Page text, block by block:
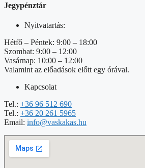
Jegypénztár
Nyitvatartás:
Hétfő – Péntek: 9:00 – 18:00
Szombat: 9:00 – 12:00
Vasárnap: 10:00 – 12:00
Valamint az előadások előtt egy órával.
Kapcsolat
Tel.: +36 96 512 690
Tel.: +36 20 261 5965
Email: info@vaskakas.hu